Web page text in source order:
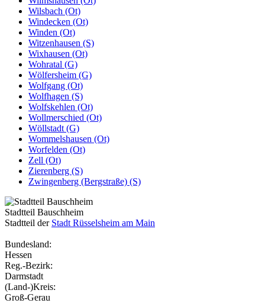
Wilsbach (Ot)
Windecken (Ot)
Winden (Ot)
Witzenhausen (S)
Wixhausen (Ot)
Wohratal (G)
Wölfersheim (G)
Wolfgang (Ot)
Wolfhagen (S)
Wolfskehlen (Ot)
Wollmerschied (Ot)
Wöllstadt (G)
Wommelshausen (Ot)
Worfelden (Ot)
Zell (Ot)
Zierenberg (S)
Zwingenberg (Bergstraße) (S)
Stadtteil Bauschheim
Stadtteil der Stadt Rüsselsheim am Main
Bundesland:
Hessen
Reg.-Bezirk:
Darmstadt
(Land-)Kreis:
Groß-Gerau